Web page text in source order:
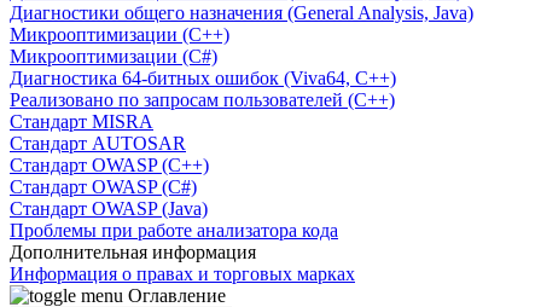
Диагностики общего назначения (General Analysis, Java)
Микрооптимизации (C++)
Микрооптимизации (C#)
Диагностика 64-битных ошибок (Viva64, C++)
Реализовано по запросам пользователей (C++)
Cтандарт MISRA
Стандарт AUTOSAR
Стандарт OWASP (C++)
Стандарт OWASP (C#)
Стандарт OWASP (Java)
Проблемы при работе анализатора кода
Дополнительная информация
Информация о правах и торговых марках
Оглавление